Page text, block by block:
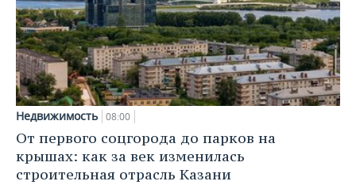
Недвижимость 08:00
От первого соцгорода до парков на
крышах: как за век изменилась
строительная отрасль Казани